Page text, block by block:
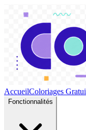
AccueilColoriages
Fonctionnalités